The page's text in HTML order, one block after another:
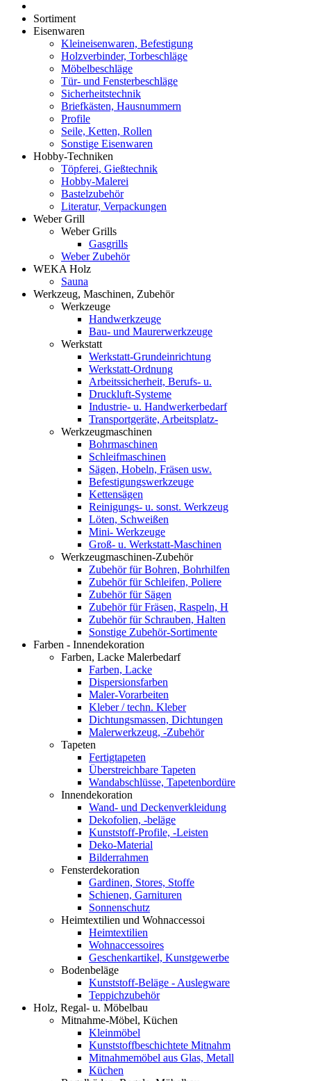
Sortiment
Eisenwaren
Kleineisenwaren, Befestigung
Holzverbinder, Torbeschläge
Möbelbeschläge
Tür- und Fensterbeschläge
Sicherheitstechnik
Briefkästen, Hausnummern
Profile
Seile, Ketten, Rollen
Sonstige Eisenwaren
Hobby-Techniken
Töpferei, Gießtechnik
Hobby-Malerei
Bastelzubehör
Literatur, Verpackungen
Weber Grill
Weber Grills
Gasgrills
Weber Zubehör
WEKA Holz
Sauna
Werkzeug, Maschinen, Zubehör
Werkzeuge
Handwerkzeuge
Bau- und Maurerwerkzeuge
Werkstatt
Werkstatt-Grundeinrichtung
Werkstatt-Ordnung
Arbeitssicherheit, Berufs- u.
Druckluft-Systeme
Industrie- u. Handwerkerbedarf
Transportgeräte, Arbeitsplatz-
Werkzeugmaschinen
Bohrmaschinen
Schleifmaschinen
Sägen, Hobeln, Fräsen usw.
Befestigungswerkzeuge
Kettensägen
Reinigungs- u. sonst. Werkzeug
Löten, Schweißen
Mini- Werkzeuge
Groß- u. Werkstatt-Maschinen
Werkzeugmaschinen-Zubehör
Zubehör für Bohren, Bohrhilfen
Zubehör für Schleifen, Poliere
Zubehör für Sägen
Zubehör für Fräsen, Raspeln, H
Zubehör für Schrauben, Halten
Sonstige Zubehör-Sortimente
Farben - Innendekoration
Farben, Lacke Malerbedarf
Farben, Lacke
Dispersionsfarben
Maler-Vorarbeiten
Kleber / techn. Kleber
Dichtungsmassen, Dichtungen
Malerwerkzeug, -Zubehör
Tapeten
Fertigtapeten
Überstreichbare Tapeten
Wandabschlüsse, Tapetenbordüre
Innendekoration
Wand- und Deckenverkleidung
Dekofolien, -beläge
Kunststoff-Profile, -Leisten
Deko-Material
Bilderrahmen
Fensterdekoration
Gardinen, Stores, Stoffe
Schienen, Garnituren
Sonnenschutz
Heimtextilien und Wohnaccessoi
Heimtextilien
Wohnaccessoires
Geschenkartikel, Kunstgewerbe
Bodenbeläge
Kunststoff-Beläge - Auslegware
Teppichzubehör
Holz, Regal- u. Möbelbau
Mitnahme-Möbel, Küchen
Kleinmöbel
Kunststoffbeschichtete Mitnahm
Mitnahmemöbel aus Glas, Metall
Küchen